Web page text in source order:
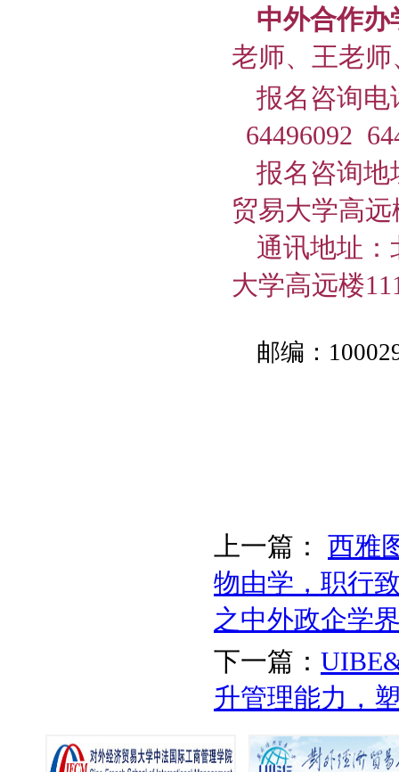
中外合作办
老师、王老
报名咨询电
64496092
报名咨询地
贸易大学高远
通讯地址
大学高远楼
邮编：
上一篇： 西雅
物由学，职行
之中外政企学
下一篇：
升管理能力，